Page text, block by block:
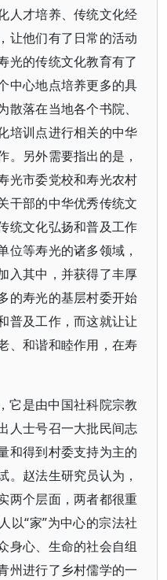
人才培养、传统文化经
让他们有了日常的活动
光的传统文化教育有了
中心地点培养更多的具
落在当地各个书院、
培训点进行相关的中华
。另外需要指出的是，
光市委党校和寿光农村
干部的中华优秀传统文
统文化弘扬和普及工作
位等寿光的诸多领域，
入其中，并获得了丰厚
的寿光的基层村委开始
普及工作，而这就让让
、和谐和睦作用，在寿
它是由中国社科院宗教
人士号召一大批民间志
和得到村委支持为主的
。赵法生研究员认为，
两个层面，两者都很重
以“家”为中心的宗法社
身心、生命的社会自组
州进行了乡村儒学的一